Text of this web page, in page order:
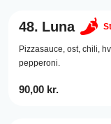
48. Luna
Pizzasauce, ost, chili,
pepperoni.
90,00 kr.